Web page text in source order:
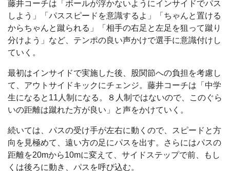
藤井コーチは「ボールが浮かないようにインサイドでパス
しよう」「パススピードを意識するよ」「ちゃんと置ける
からちゃんと蹴られる」「相手の右足と左足を狙って蹴り
分けよう」など、テンポの良い声かけで選手に意識付けし
ていく。
最初はインサイドで実施した後、股関節への負担を考慮し
て、アウトサイドキックにチェンジ。藤井コーチは「中学
生になると11人制になる。８人制ではないので、このぐら
いの距離は蹴れた方が良い」と声をかけていく。
続いては、パスの受け手が左右に動くので、スピードと方
向を見極めて、遠い方の足にパスを出す。さらにはパスの
距離を20mから10mに変えて、サイドステップで前、もし
くは後ろに動き、パスを呼び込む。